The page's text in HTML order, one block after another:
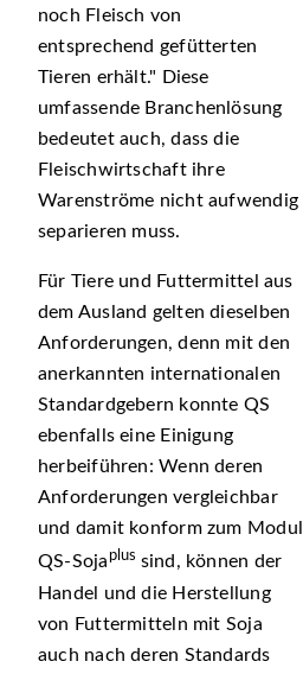
noch Fleisch von
entsprechend gefütterten
Tieren erhält.
Diese
umfassende Branchenlösung
bedeutet auch, dass die
Fleischwirtschaft ihre
Warenströme nicht aufwendig
separieren muss.
Für Tiere und Futtermittel aus
dem Ausland gelten dieselben
Anforderungen, denn mit den
anerkannten internationalen
Standardgebern konnte QS
ebenfalls eine Einigung
herbeiführen: Wenn deren
Anforderungen vergleichbar
und damit konform zum Modul
QS-Soja plus sind, können der
Handel und die Herstellung
von Futtermitteln mit Soja
auch nach deren Standards